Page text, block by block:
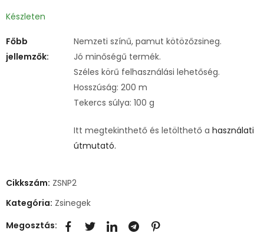
Készleten
Főbb
jellemzők:
Nemzeti színű, pamut kötözőzsineg.
Jó minőségű termék.
Széles körű felhasználási lehetőség.
Hosszúság: 200 m
Tekercs súlya: 100 g
Itt megtekinthető és letölthető a használati
útmutató.
Cikkszám: ZSNP2
Kategória: Zsinegek
Megosztás: